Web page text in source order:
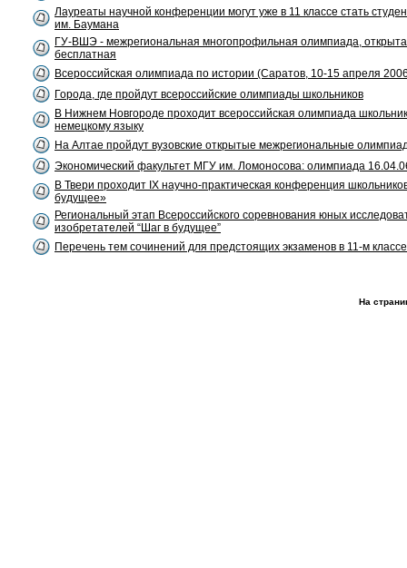
Лауреаты научной конференции могут уже в 11 классе стать
им. Баумана
ГУ-ВШЭ - межрегиональная многопрофильная олимпиада,
бесплатная
Всероссийская олимпиада по истории (Саратов, 10-15 апреля
Города, где пройдут всероссийские олимпиады школьников
В Нижнем Новгороде проходит всероссийская олимпиада
немецкому языку
На Алтае пройдут вузовские открытые межрегиональные
Экономический факультет МГУ им. Ломоносова: олимпиада
В Твери проходит IX научно-практическая конференция
будущее»
Региональный этап Всероссийского соревнования юных
изобретателей “Шаг в будущее”
Перечень тем сочинений для предстоящих экзаменов в 11-м
На